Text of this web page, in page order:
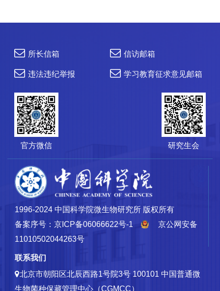
所长信箱 信访邮箱
违法违纪举报 学习教育征求意见邮箱
官方微信 研究生会
1996-2024 中国科学院微生物研究所 版权所有
备案序号：京ICP备06066622号-1
京公网安备
11010502044263号
联系我们
北京市朝阳区北辰西路1号院3号 100101 中国普通微
生物菌种保藏管理中心（CGMCC）